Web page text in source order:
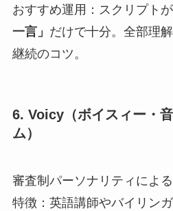
おすすめ運用：スクリプト
一言」 だけで十分。全部理
継続のコツ。
6. Voicy（ボイスィー・
ム）
審査制パーソナリティによる
特徴：英語講師やバイリン